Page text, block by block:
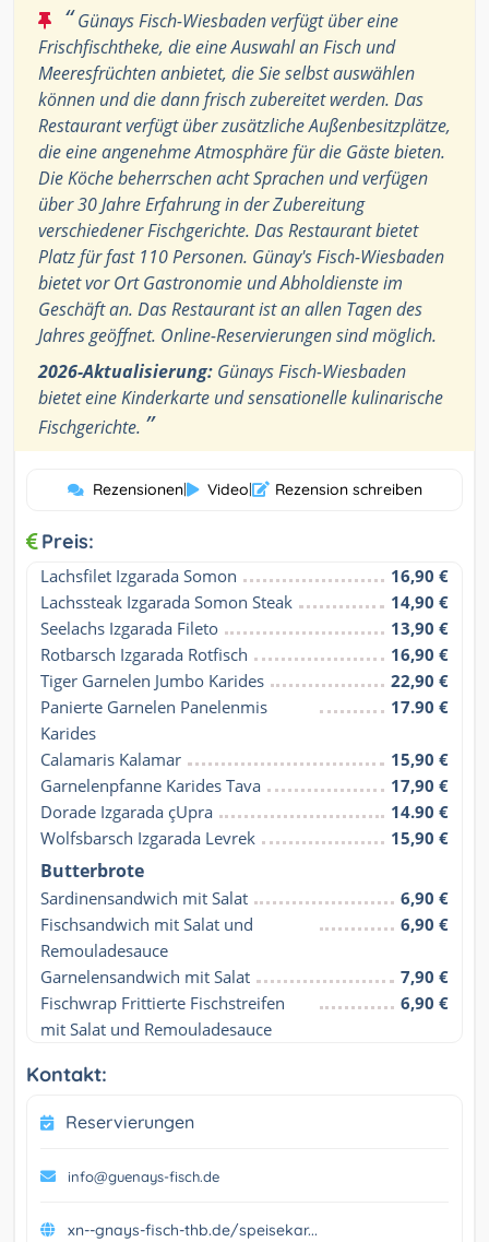
“Günays Fisch-Wiesbaden verfügt über eine
Frischfischtheke, die eine Auswahl an Fisch und
Meeresfrüchten anbietet, die Sie selbst auswählen
können und die dann frisch zubereitet werden. Das
Restaurant verfügt über zusätzliche Außenbesitzplätze,
die eine angenehme Atmosphäre für die Gäste bieten.
Die Köche beherrschen acht Sprachen und verfügen
über 30 Jahre Erfahrung in der Zubereitung
verschiedener Fischgerichte. Das Restaurant bietet
Platz für fast 110 Personen. Günay's Fisch-Wiesbaden
bietet vor Ort Gastronomie und Abholdienste im
Geschäft an. Das Restaurant ist an allen Tagen des
Jahres geöffnet. Online-Reservierungen sind möglich.
2026-Aktualisierung: Günays Fisch-Wiesbaden
bietet eine Kinderkarte und sensationelle kulinarische
Fischgerichte. ”
Rezensionen| Video| Rezension schreiben
Preis:
Lachsfilet Izgarada Somon
16,90 €
Lachssteak Izgarada Somon Steak
14,90 €
Seelachs Izgarada Fileto
13,90 €
Rotbarsch Izgarada Rotfisch
16,90 €
Tiger Garnelen Jumbo Karides
22,90 €
Panierte Garnelen Panelenmis
Karides
17.90 €
Calamaris Kalamar
15,90 €
Garnelenpfanne Karides Tava
17,90 €
Dorade Izgarada çUpra
14.90 €
Wolfsbarsch Izgarada Levrek
15,90 €
Butterbrote
Sardinensandwich mit Salat
6,90 €
Fischsandwich mit Salat und
Remouladesauce
6,90 €
Garnelensandwich mit Salat
7,90 €
Fischwrap Frittierte Fischstreifen
mit Salat und Remouladesauce
6,90 €
Kontakt:
Reservierungen
info@guenays-fisch.de
xn--gnays-fisch-thb.de/speisekar...